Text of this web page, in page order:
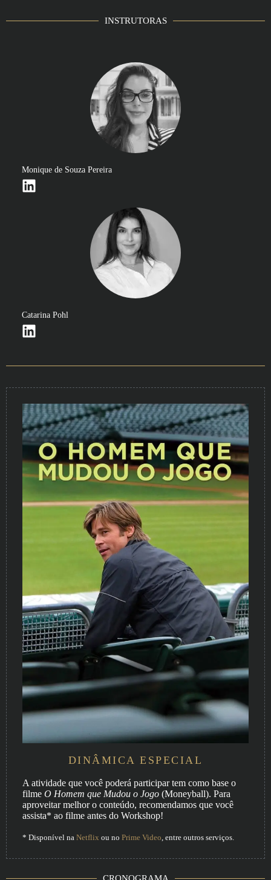
INSTRUTORAS
Monique de Souza Pereira
Catarina Pohl
DINÂMICA ESPECIAL
A atividade que você poderá participar tem como base o
filme O Homem que Mudou o Jogo (Moneyball). Para
aproveitar melhor o conteúdo, recomendamos que você
assista* ao filme antes do Workshop!
* Disponível na Netflix ou no Prime Video, entre outros serviços.